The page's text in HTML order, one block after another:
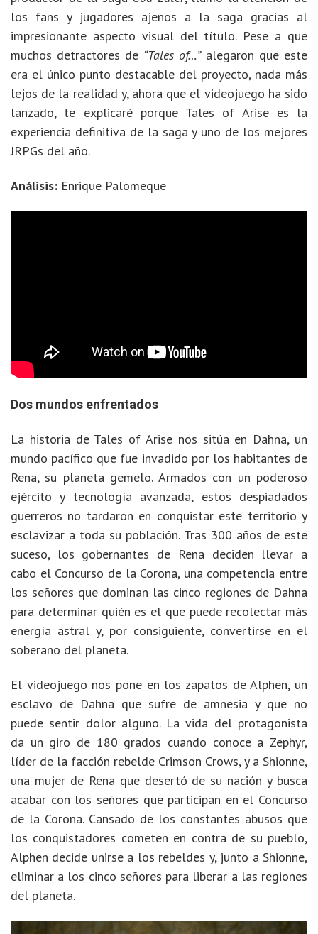
los fans y jugadores ajenos a la saga gracias al
impresionante aspecto visual del título. Pese a que
muchos detractores de “Tales of…”alegaron que este
era el único punto destacable del proyecto, nada más
lejos de la realidad y, ahora que el videojuego ha sido
lanzado, te explicaré porque Tales of Arise es la
experiencia definitiva de la saga y uno de los mejores
JRPGs del año.
Análisis: Enrique Palomeque
Dos mundos enfrentados
La historia de Tales of Arise nos sitúa en Dahna, un
mundo pacífico que fue invadido por los habitantes de
Rena, su planeta gemelo. Armados con un poderoso
ejército y tecnología avanzada, estos despiadados
guerreros no tardaron en conquistar este territorio y
esclavizar a toda su población. Tras 300 años de este
suceso, los gobernantes de Rena deciden llevar a
cabo el Concurso de la Corona, una competencia entre
los señores que dominan las cinco regiones de Dahna
para determinar quién es el que puede recolectar más
energía astral y, por consiguiente, convertirse en el
soberano del planeta.
El videojuego nos pone en los zapatos de Alphen, un
esclavo de Dahna que sufre de amnesia y que no
puede sentir dolor alguno. La vida del protagonista
da un giro de 180 grados cuando conoce a Zephyr,
líder de la facción rebelde Crimson Crows, y a Shionne,
una mujer de Rena que desertó de su nación y busca
acabar con los señores que participan en el Concurso
de la Corona. Cansado de los constantes abusos que
los conquistadores cometen en contra de su pueblo,
Alphen decide unirse a los rebeldes y, junto a Shionne,
eliminar a los cinco señores para liberar a las regiones
del planeta.